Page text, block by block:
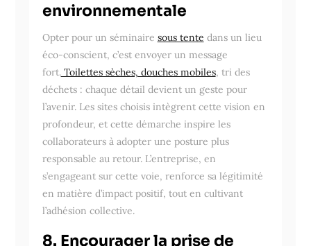
environnementale
Opter pour un séminaire sous tente dans un lieu
éco-conscient, c’est envoyer un message
fort.Toilettes sèches, douches mobiles, tri des
déchets : chaque détail devient un geste pour
l’avenir. Les sites choisis intègrent cette vision en
profondeur, et cette démarche inspire les
collaborateurs à adopter une posture plus
responsable au retour. L’entreprise, en
s’engageant sur cette voie, renforce sa légitimité
en matière d’impact positif, tout en cultivant
l’adhésion collective.
8. Encourager la prise de